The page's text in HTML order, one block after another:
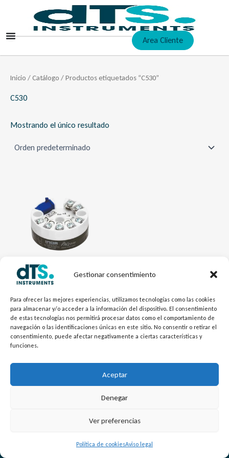
Gestionar consentimiento
Para ofrecer las mejores experiencias, utilizamos tecnologías como las cookies
para almacenar y/o acceder a la información del dispositivo. El consentimiento
de estas tecnologías nos permitirá procesar datos como el comportamiento de
navegación o las identificaciones únicas en este sitio. No consentir o retirar el
consentimiento, puede afectar negativamente a ciertas características y
funciones.
Aceptar
Denegar
Ver preferencias
Política de cookiesAviso legal
contenido
Area Cliente
Inicio /Catálogo / Productos etiquetados “C530”
C530
Mostrando el único resultado
Electrónica dTSTemp
Transmisor cabezal Universal
HART C530
L
i
n
u